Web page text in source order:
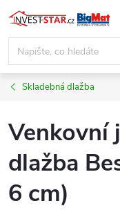
Přejít
na
obsah
Skladebná dlažba
Venkovní
dlažba
6 cm)